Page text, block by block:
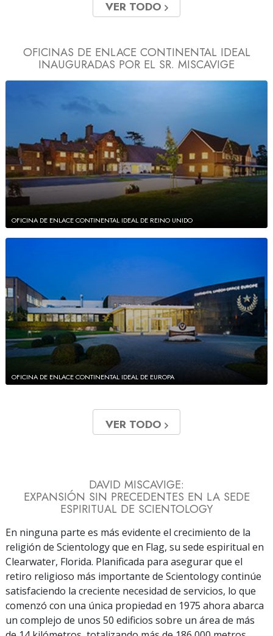
VER TODO
OFICINAS DE ENLACE CONTINENTAL IDEAL
INAUGURADAS POR EL SR. MISCAVIGE
OFICINA DE ENLACE CONTINENTAL IDEAL DE REINO UNIDO
OFICINA DE ENLACE CONTINENTAL IDEAL DE EUROPA
VER TODO
DAVID MISCAVIGE:
EXPANSIÓN SIN PRECEDENTES EN LA SEDE
ESPIRITUAL DE SCIENTOLOGY
En ninguna parte es más evidente el crecimiento de la
religión de Scientology que en Flag, su sede espiritual en
Clearwater, Florida. Planificada para asegurar que el
retiro religioso más importante de Scientology continúe
satisfaciendo la creciente necesidad de servicios, lo que
comenzó con una única propiedad en 1975 ahora abarca
un complejo de unos 50 edificios sobre un área de más